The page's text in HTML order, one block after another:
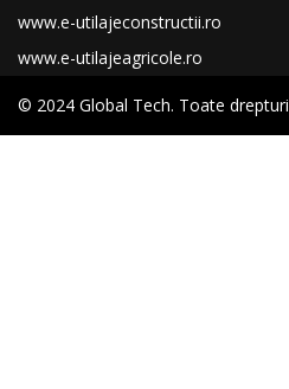
www.e-utilajeconstructii.ro
www.e-utilajeagricole.ro
© 2024 Global Tech. Toate